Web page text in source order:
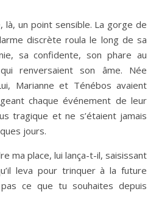
là, un point sensible. La gorge de
discrète roula le long de sa
sa confidente, son phare au
renversaient son âme. Née
Marianne et Ténébos avaient
chaque événement de leur
tragique et ne s’étaient jamais
jours.
ma place, lui lança-t-il, saisissant
leva pour trinquer à la future
ce que tu souhaites depuis